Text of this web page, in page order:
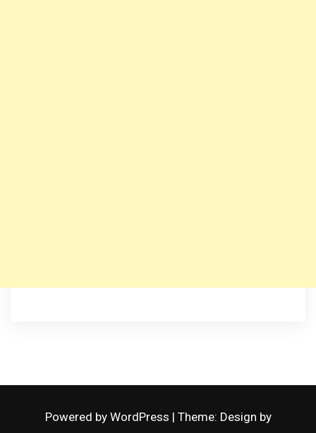
Powered by WordPress | Theme: Design by